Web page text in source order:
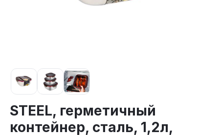
STEEL, герметичный
контейнер, сталь, 1,2л,